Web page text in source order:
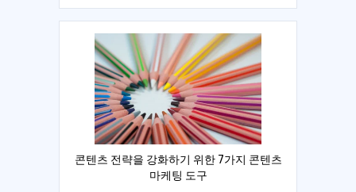
콘텐츠 전략을 강화하기 위한 7가지 콘텐츠
마케팅 도구